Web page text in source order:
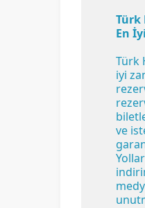
Türk
En
Türk
iyi
ve